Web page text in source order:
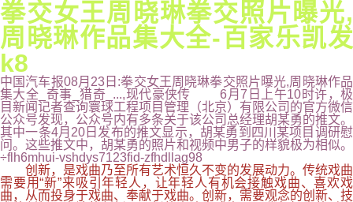
拳交女王周晓琳拳交照片曝光,
周晓琳作品集大全-百家乐凯发
k8
中国汽车报08月23日:拳交女王周晓琳拳交照片曝光,周晓琳作品
集大全_奇事_猎奇_...,现代豪侠传 6月7日上午10时许，极
目新闻记者查询寰球工程项目管理（北京）有限公司的官方微信
公众号发现，公众号内有多条关于该公司总经理胡某勇的推文。
其中一条4月20日发布的推文显示，胡某勇到四川某项目调研慰
问。这些推文中，胡某勇的照片和视频中男子的样貌极为相似。
÷flh6mhui-vshdys7123fid-zfhdllag98
创新，是戏曲乃至所有艺术恒久不变的发展动力。传统戏曲
需要用“新”来吸引年轻人，让年轻人有机会接触戏曲、喜欢戏
曲，从而投身于戏曲、奉献于戏曲。创新，需要观念的创新、技